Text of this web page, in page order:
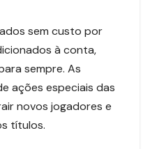
sem custo por
à conta,
sempre. As
ações especiais das
novos jogadores e
títulos.